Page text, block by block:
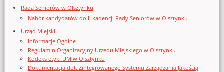
Rada Seniorów w Olsztynku
Nabór kandydatów do II kadencji Rady Seniorów w Olsztynku
Urząd Miejski
Informacje Ogólne
Regulamin Organizacyjny Urzedu Miejskiego w Olsztynku
Kodeks etyki UM w Olsztynku
Dokumentacja dot. Zintegrowanego Systemu Zarządzania Jakością